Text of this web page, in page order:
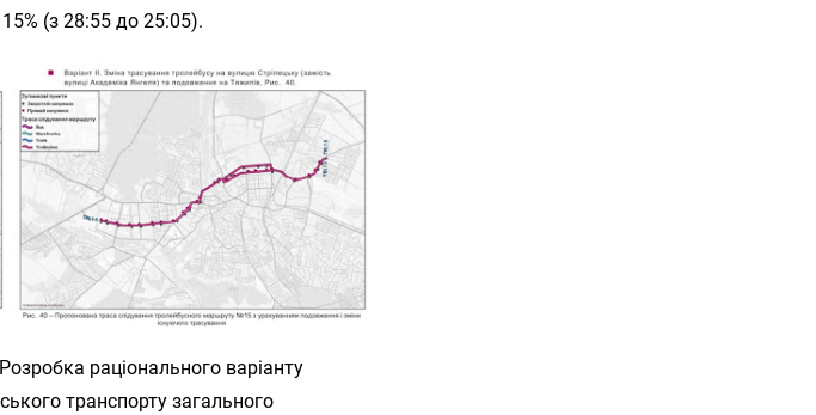
(з 28:55 до 25:05).
раціонального варіанту
транспорту загального